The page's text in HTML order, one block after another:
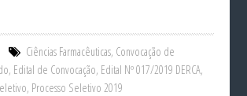
Ciências Farmacêuticas, Convocação de
, Edital de Convocação, Edital Nº 017/2019 DERCA,
, Processo Seletivo 2019